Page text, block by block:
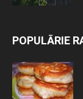
POPULĀRIE